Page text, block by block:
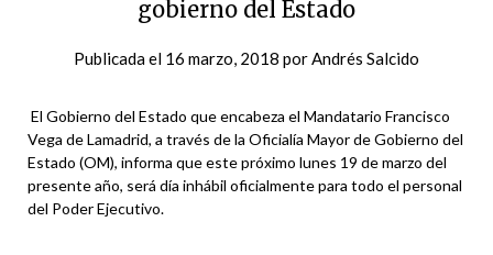
gobierno del Estado
Publicada el 16 marzo, 2018 porAndrés Salcido
El Gobierno del Estado que encabeza el Mandatario Francisco
Vega de Lamadrid, a través de la Oficialía Mayor de Gobierno del
Estado (OM), informa que este próximo lunes 19 de marzo del
presente año, será día inhábil oficialmente para todo el personal
del Poder Ejecutivo.